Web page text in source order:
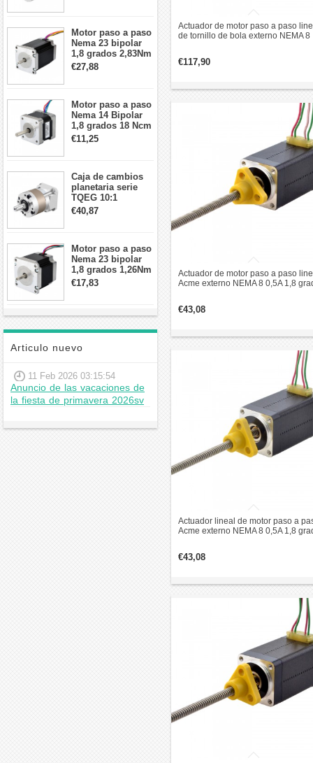
Motor paso a paso
Nema 23 bipolar
1,8 grados 2,83Nm
4A 2,26 V
57x57x84mm 8
€27,88
Motor paso a paso
Nema 14 Bipolar
1,8 grados 18 Ncm
0,8 A 5,74 V 35 x
35 x 34 mm 4
€11,25
Caja de cambios
planetaria serie
TQEG 10:1
contragolpe 15
arcmin para motor
€40,87
Motor paso a paso
Nema 23 bipolar
1,8 grados 1,26Nm
2,8A 2,5V
57x57x56mm 4
€17,83
Articulo nuevo
11 Feb 2026 03:15:54
Anuncio de las vacaciones de
la fiesta de primavera 2026sv
Actuador de motor paso a paso
de tornillo de bola externo NEMA 8
€117,90
Actuador de motor paso a paso
Acme externo NEMA 8 0,5A 1,8
€43,08
Actuador lineal de motor paso a
Acme externo NEMA 8 0,5A 1,8
€43,08